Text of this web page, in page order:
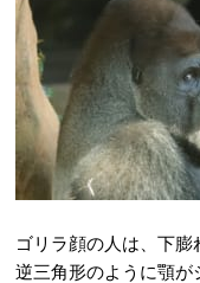
ゴリラ顔の人は、下膨
逆三角形のように顎が